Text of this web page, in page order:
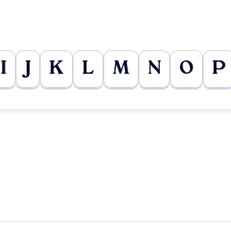
I J K L M N O P